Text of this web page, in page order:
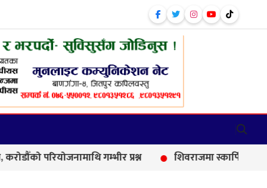
गम्भीर प्रश्न शिवराजमा स्कार्पियो–मोटरसाइकल